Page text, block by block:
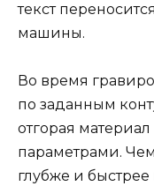
текст
машины.
Во время
по заданным
отгорая
параметрами.
глубже и